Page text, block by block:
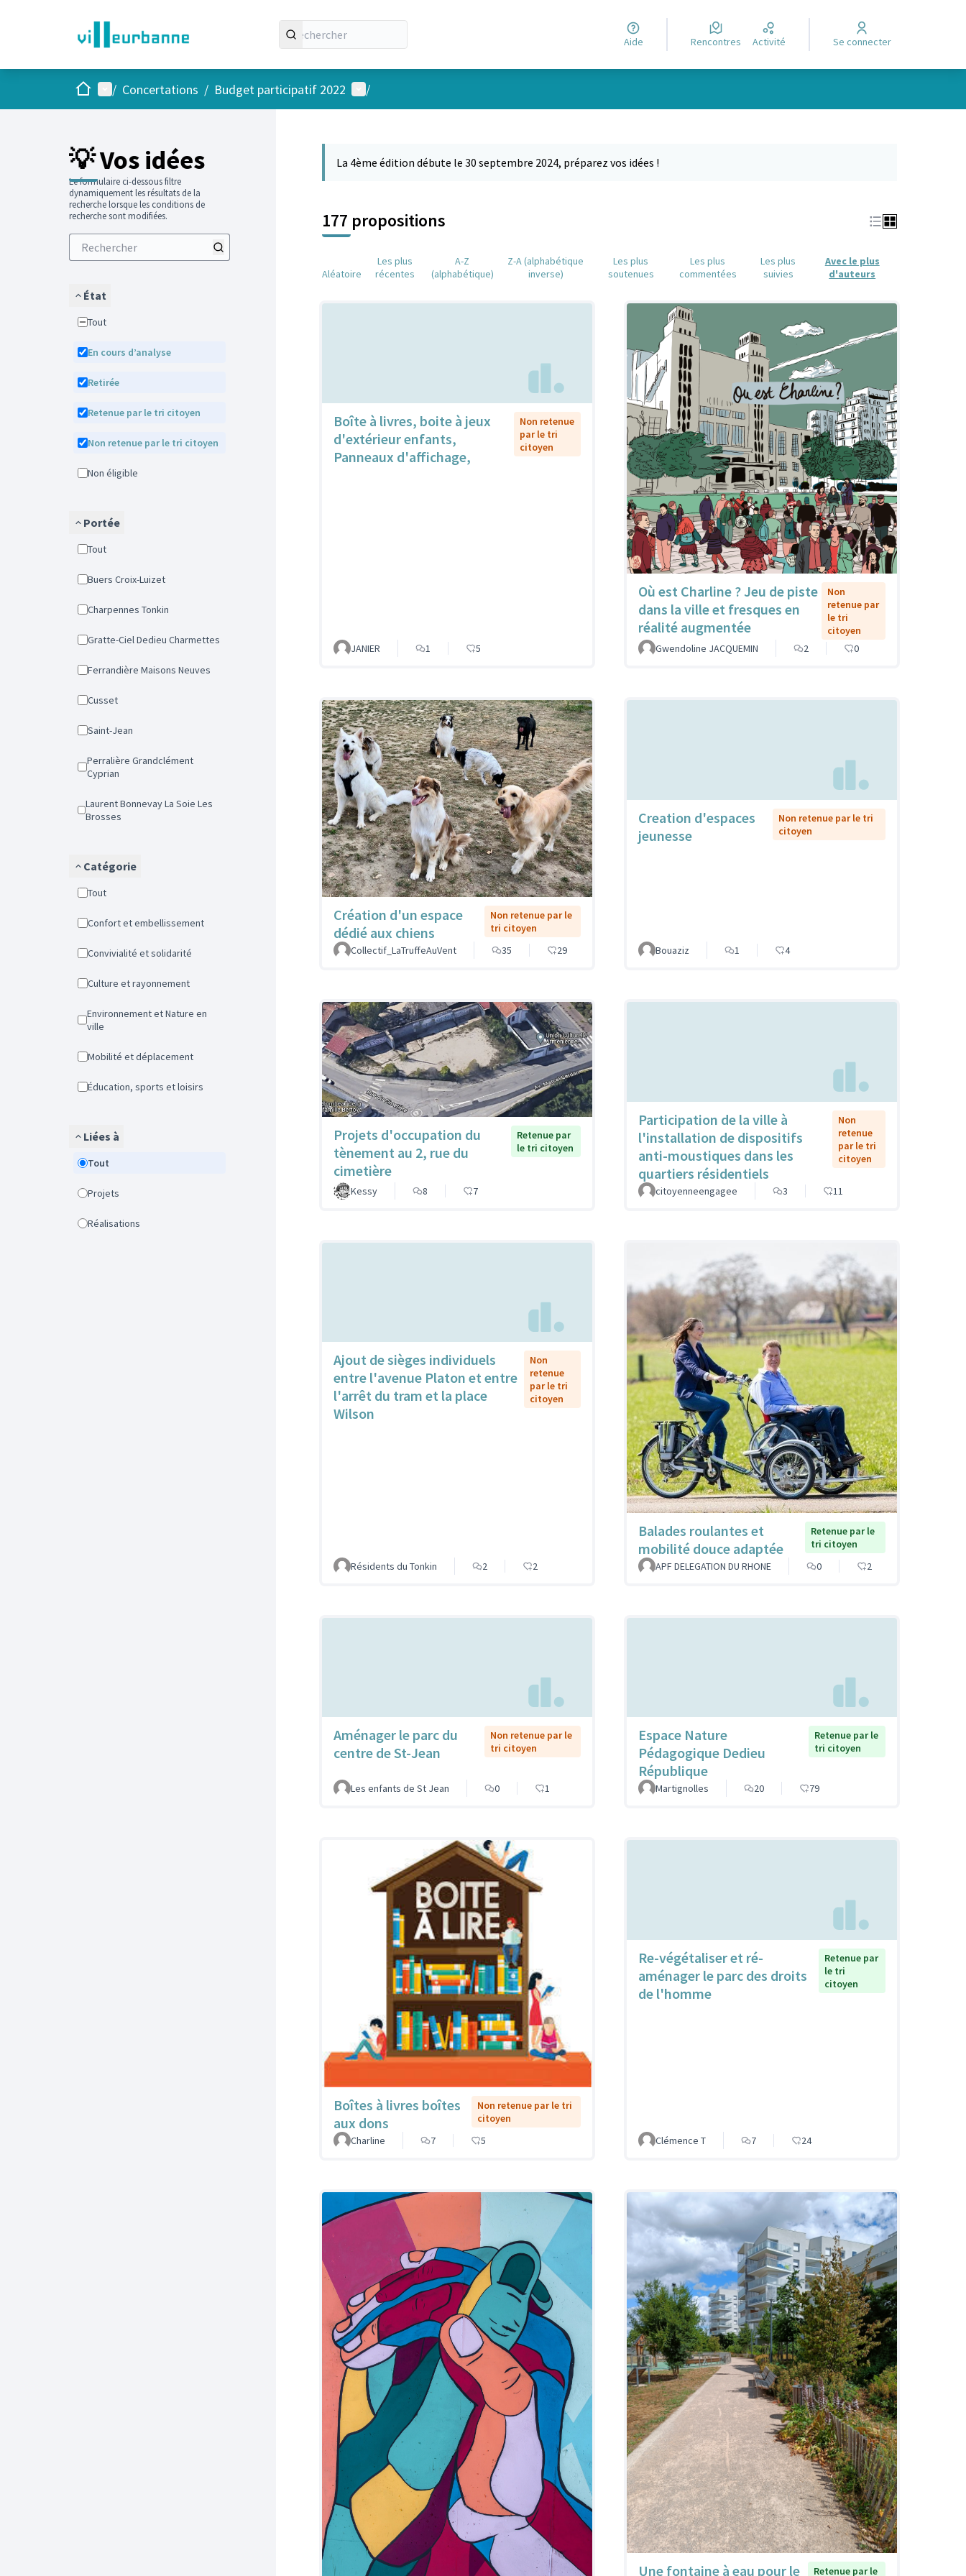
Aide Rencontres Activité Se connecter
AccueilMenu principal
/ Concertations / Budget participatif 2022 Menu utilisateur
/
💡 Vos idées
Le formulaire ci-dessous filtre
dynamiquement les résultats de la
recherche lorsque les conditions de
recherche sont modifiées.
État
Tout
En cours d’analyse
Retirée
Retenue par le tri citoyen
Non retenue par le tri citoyen
Non éligible
Portée
Tout
Buers Croix-Luizet
Charpennes Tonkin
Gratte-Ciel Dedieu Charmettes
Ferrandière Maisons Neuves
Cusset
Saint-Jean
Perralière Grandclément
Cyprian
Laurent Bonnevay La Soie Les
Brosses
Catégorie
Tout
Confort et embellissement
Convivialité et solidarité
Culture et rayonnement
Environnement et Nature en
ville
Mobilité et déplacement
Éducation, sports et loisirs
Liées à
Tout
Projets
Réalisations
La 4ème édition débute le 30 septembre 2024, préparez vos idées !
177 propositions
Aléatoire
Les plus
récentes
A-Z
(alphabétique)
Z-A (alphabétique
inverse)
Les plus
soutenues
Les plus
commentées
Les plus
suivies
Avec le plus
d'auteurs
Boîte à livres, boite à jeux
d'extérieur enfants,
Panneaux d'affichage,
Non retenue
par le tri
citoyen
JANIER 1 5
Où est Charline ? Jeu de piste
dans la ville et fresques en
réalité augmentée
Non
retenue par
le tri
citoyen
Gwendoline JACQUEMIN
2 0
Création d'un espace
dédié aux chiens
Non retenue par le
tri citoyen
Collectif_LaTruffeAuVent
35 29
Creation d'espaces
jeunesse
Non retenue par le tri
citoyen
Bouaziz 1 4
Projets d'occupation du
tènement au 2, rue du
cimetière
Retenue par
le tri citoyen
Kessy 8 7
Participation de la ville à
l'installation de dispositifs
anti-moustiques dans les
quartiers résidentiels
Non
retenue
par le tri
citoyen
citoyenneengagee 3 11
Ajout de sièges individuels
entre l'avenue Platon et entre
l'arrêt du tram et la place
Wilson
Non
retenue
par le tri
citoyen
Résidents du Tonkin 2 2
Balades roulantes et
mobilité douce adaptée
Retenue par le
tri citoyen
APF DELEGATION DU RHONE
0 2
Aménager le parc du
centre de St-Jean
Non retenue par le
tri citoyen
Les enfants de St Jean 0 1
Espace Nature
Pédagogique Dedieu
République
Retenue par le
tri citoyen
Martignolles 20 79
Boîtes à livres boîtes
aux dons
Non retenue par le tri
citoyen
Charline
7 5
Re-végétaliser et ré-
aménager le parc des droits
de l'homme
Retenue par
le tri
citoyen
Clémence T 7 24
Une fontaine à eau pour le Retenue par le